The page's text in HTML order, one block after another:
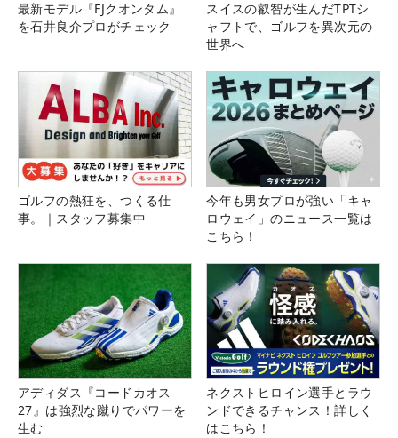
最新モデル『FJクオンタム』
を石井良介プロがチェック
スイスの叡智が生んだTPTシ
ャフトで、ゴルフを異次元の
世界へ
ゴルフの熱狂を、つくる仕
事。｜スタッフ募集中
今年も男女プロが強い「キャ
ロウェイ」のニュース一覧は
こちら！
アディダス『コードカオス
27』は強烈な蹴りでパワーを
生む
ネクストヒロイン選手とラウ
ンドできるチャンス！詳しく
はこちら！